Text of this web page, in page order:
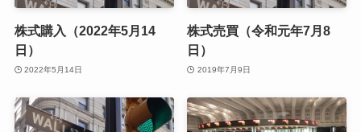
株式購入（2022年5月14
日）
2022年5月14日
株式売買（令和元年7月8
日）
2019年7月9日